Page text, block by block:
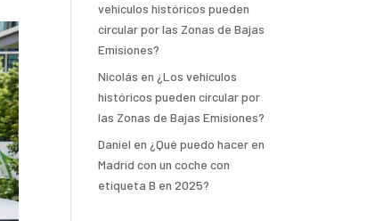
vehículos históricos pueden
circular por las Zonas de Bajas
Emisiones?
Nicolás en ¿Los vehículos
históricos pueden circular por
las Zonas de Bajas Emisiones?
Daniel en ¿Qué puedo hacer en
Madrid con un coche con
etiqueta B en 2025?